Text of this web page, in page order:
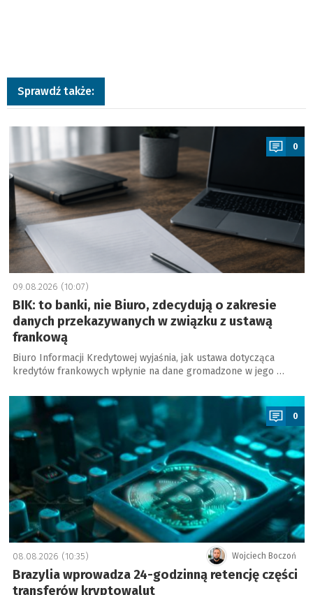
Sprawdź także:
a
0
09.08.2026 (10:07)
BIK: to banki, nie Biuro, zdecydują o zakresie
danych przekazywanych w związku z ustawą
frankową
Biuro Informacji Kredytowej wyjaśnia, jak ustawa dotycząca
kredytów frankowych wpłynie na dane gromadzone w jego …
a
0
Wojciech Boczoń
08.08.2026 (10:35)
Brazylia wprowadza 24-godzinną retencję części
transferów kryptowalut